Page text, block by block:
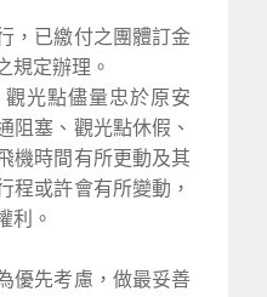
，已繳付之團體訂金
規定辦理。
觀光點儘量忠於原安
阻塞、觀光點休假、
機時間有所更動及其
程或許會有所變動，
利。
優先考慮，做最妥善